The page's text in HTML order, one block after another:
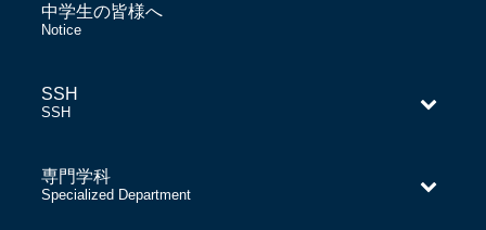
中学生の皆様へ
–
Notice
SSH
–
SSH
専門学科
–
Specialized Department